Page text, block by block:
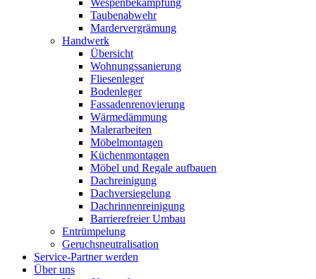
Wespenbekämpfung
Taubenabwehr
Mardervergrämung
Handwerk
Übersicht
Wohnungssanierung
Fliesenleger
Bodenleger
Fassadenrenovierung
Wärmedämmung
Malerarbeiten
Möbelmontagen
Küchenmontagen
Möbel und Regale aufbauen
Dachreinigung
Dachversiegelung
Dachrinnenreinigung
Barrierefreier Umbau
Entrümpelung
Geruchsneutralisation
Service-Partner werden
Über uns